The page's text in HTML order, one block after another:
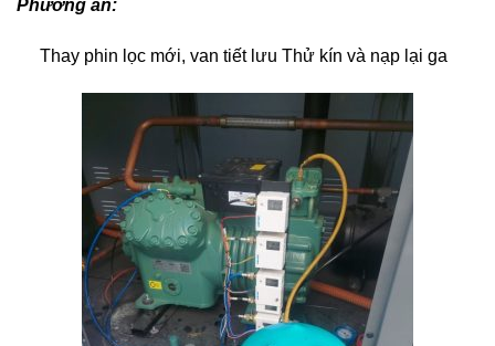
Phương án:
Thay phin lọc mới, van tiết lưu Thử kín và nạp lại ga